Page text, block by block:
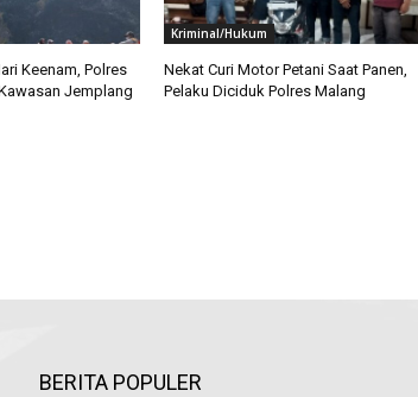
Keenam, Polres
Jemplang
Kriminal/Hukum
Nekat Curi Motor Petani Saat Panen,
Pelaku Diciduk Polres Malang
BERITA POPULER